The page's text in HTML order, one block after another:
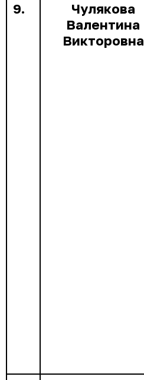
9.
Чулякова
Валентина
Викторовна